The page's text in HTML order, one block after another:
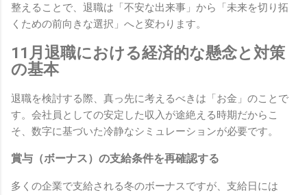
整えることで、退職は「不安な出来事」から「未来を切り拓
くための前向きな選択」へと変わります。
11月退職における経済的な懸念と対策
の基本
退職を検討する際、真っ先に考えるべきは「お金」のことで
す。会社員としての安定した収入が途絶える時期だからこ
そ、数字に基づいた冷静なシミュレーションが必要です。
賞与（ボーナス）の支給条件を再確認する
多くの企業で支給される冬のボーナスですが、支給日には